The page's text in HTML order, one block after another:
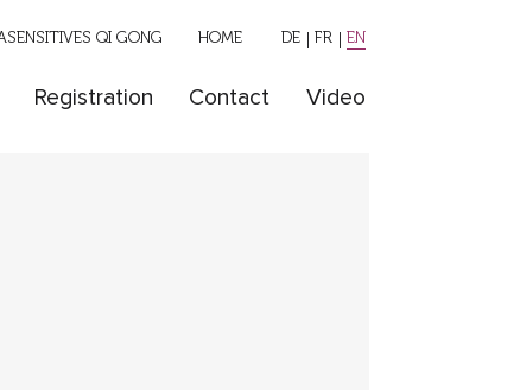
Registration Contact Video
QI GONG HOME DE FR EN